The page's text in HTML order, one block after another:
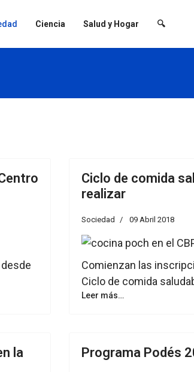
Ciencia Salud y Hogar 🔍
Ciclo de comida
realizar
Sociedad 09 Abril 2018
Comienzan las
Ciclo de comida
Leer más…
la
Programa Podés